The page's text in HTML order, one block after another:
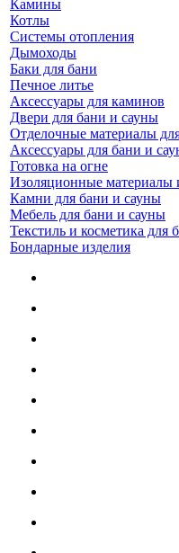
Камины
Котлы
Системы отопления
Дымоходы
Баки для бани
Печное литье
Аксессуары для каминов
Двери для бани и сауны
Отделочные материалы
Аксессуары для бани и
Готовка на огне
Изоляционные материалы
Камни для бани и сауны
Мебель для бани и сауны
Текстиль и косметика для
Бондарные изделия